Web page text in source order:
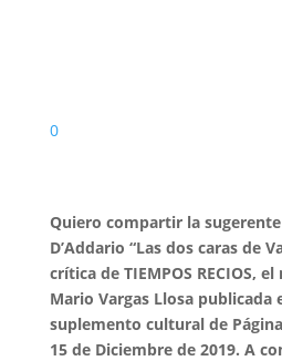
0
Quiero compartir la
D’Addario “Las dos caras de
crítica de TIEMPOS RECIOS,
Mario Vargas Llosa publicada
suplemento cultural de
15 de Diciembre de 2019. A